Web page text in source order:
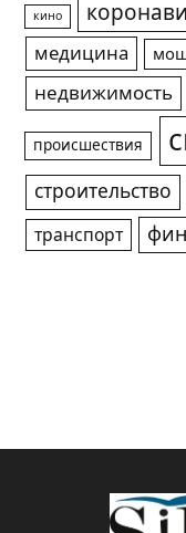
кино
медицина
недвижимость
происшествия
строительство
транспорт